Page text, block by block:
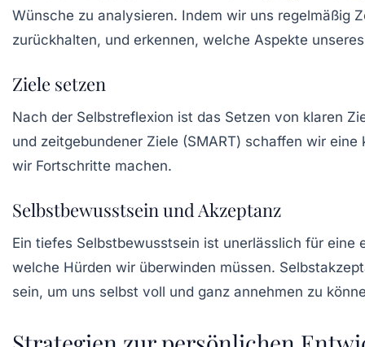
Wünsche zu analysieren. Indem wir uns regelmäßig
zurückhalten, und erkennen, welche Aspekte
Ziele setzen
Nach der Selbstreflexion ist das Setzen von klaren
und zeitgebundener Ziele (SMART) schaffen wir
wir Fortschritte machen.
Selbstbewusstsein und Akzeptanz
Ein tiefes Selbstbewusstsein ist unerlässlich für eine
welche Hürden wir überwinden müssen.
sein, um uns selbst voll und ganz annehmen zu